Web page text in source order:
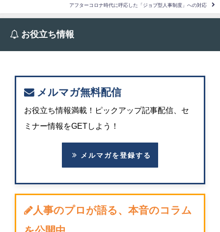
アフターコロナ時代に呼応した「ジョブ型人事制度」への対応
お役立ち情報
メルマガ無料配信
お役立ち情報満載！ピックアップ記事配信、セ
ミナー情報をGETしよう！
メルマガを登録する
人事のプロが語る、本音のコラム